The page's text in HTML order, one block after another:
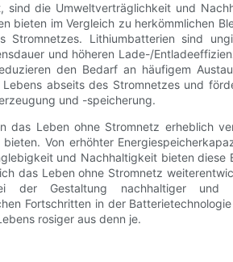
sind die Umweltverträglichkeit und
bieten im Vergleich zu herkömmlichen
Stromnetzes. Lithiumbatterien sind
und höheren Lade-/
den Bedarf an häufigem
abseits des Stromnetzes und
und -speicherung.
das Leben ohne Stromnetz erheblich
Von erhöhter
und Nachhaltigkeit bieten diese
das Leben ohne Stromnetz
Gestaltung nachhaltiger und
Fortschritten in der
rosiger aus denn je.